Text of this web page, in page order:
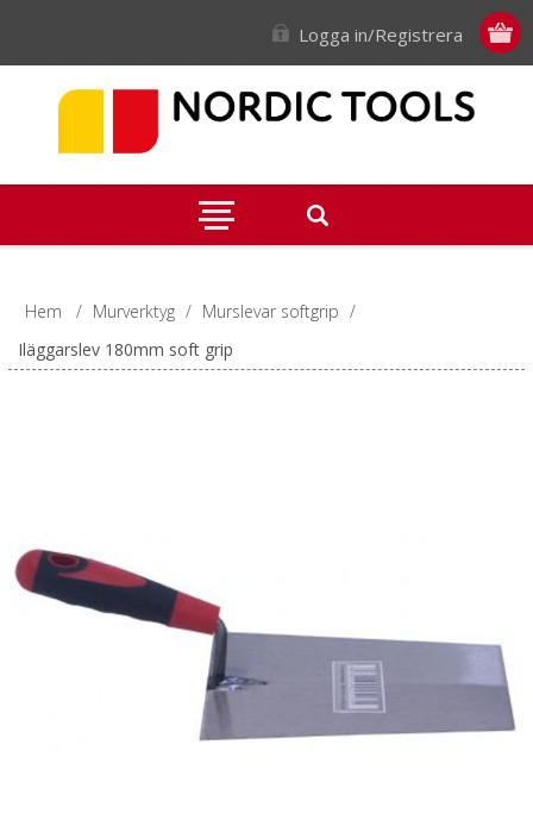
Logga in/Registrera
Hem / Murverktyg / Murslevar softgrip /
Iläggarslev 180mm soft grip